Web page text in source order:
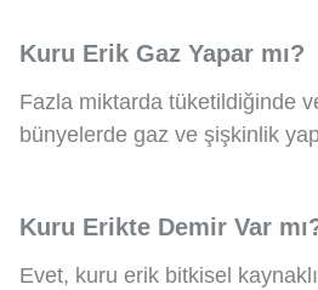
Kuru Erik Gaz Yapar mı?
Fazla miktarda tüketildiğinde
bünyelerde gaz ve şişkinlik
Kuru Erikte Demir Var
Evet, kuru erik bitkisel kaynaklı